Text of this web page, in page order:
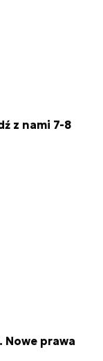
z nami 7-8
Nowe prawa